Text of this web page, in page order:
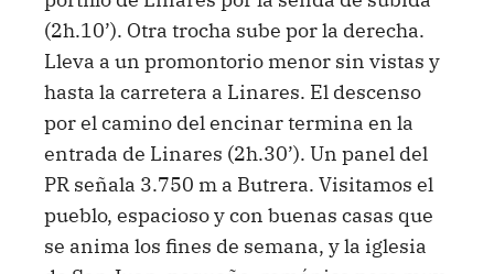
(2h.10’). Otra trocha sube por la derecha.
Lleva a un promontorio menor sin vistas y
hasta la carretera a Linares. El descenso
por el camino del encinar termina en la
entrada de Linares (2h.30’). Un panel del
PR señala 3.750 m a Butrera. Visitamos el
pueblo, espacioso y con buenas casas que
se anima los fines de semana, y la iglesia